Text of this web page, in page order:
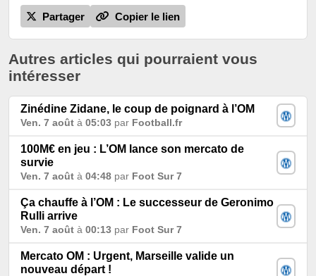
Partager Copier le lien
Autres articles qui pourraient vous
intéresser
Zinédine Zidane, le coup de poignard à l’OM
Ven. 7 août à 05:03 par Football.fr
100M€ en jeu : L’OM lance son mercato de
survie
Ven. 7 août à 04:48 par Foot Sur 7
Ça chauffe à l’OM : Le successeur de Geronimo
Rulli arrive
Ven. 7 août à 00:13 par Foot Sur 7
Mercato OM : Urgent, Marseille valide un
nouveau départ !